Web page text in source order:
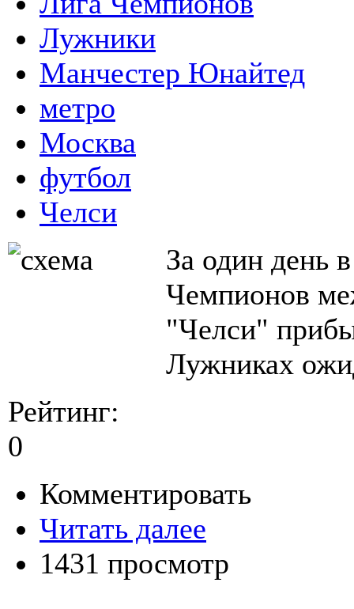
Лужники
Манчестер Юнайтед
метро
Москва
футбол
Челси
За один день
Чемпионов
"Челси"
Лужниках
Рейтинг:
0
Комментировать
Читать далее
1431 просмотр